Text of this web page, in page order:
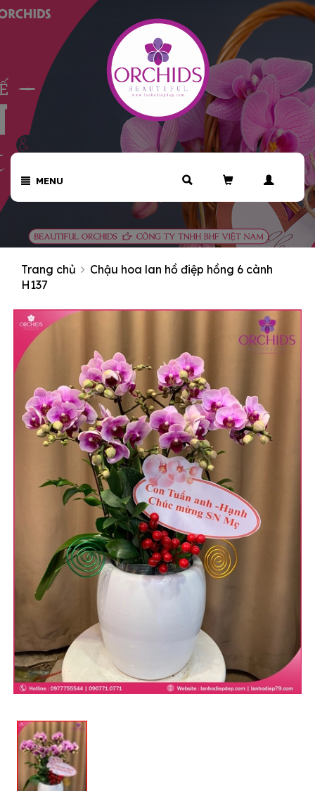
MENU
Trang chủ
Chậu hoa lan hồ điệp hồng 6 cành
H137